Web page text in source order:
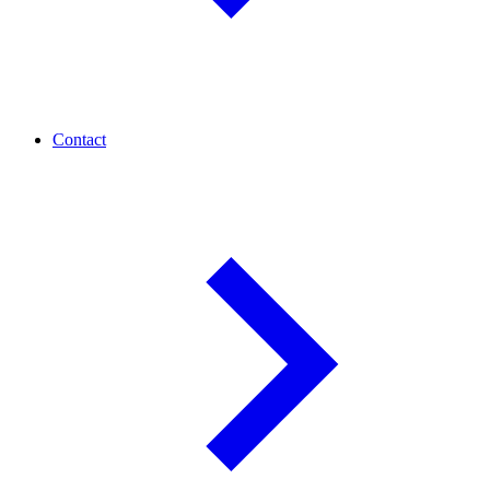
Contact